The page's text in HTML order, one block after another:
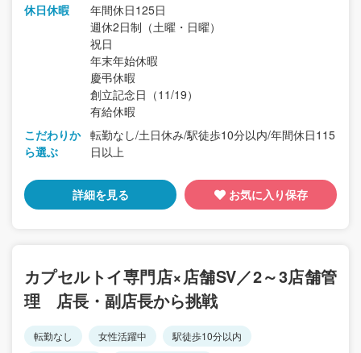
休日休暇
年間休日125日
週休2日制（土曜・日曜）
祝日
年末年始休暇
慶弔休暇
創立記念日（11/19）
有給休暇
こだわりか
ら選ぶ
転勤なし/土日休み/駅徒歩10分以内/年間休日115
日以上
詳細を見る お気に入り保存
カプセルトイ専門店×店舗SV／2～3店舗管
理 店長・副店長から挑戦
転勤なし 女性活躍中
駅徒歩10分以内